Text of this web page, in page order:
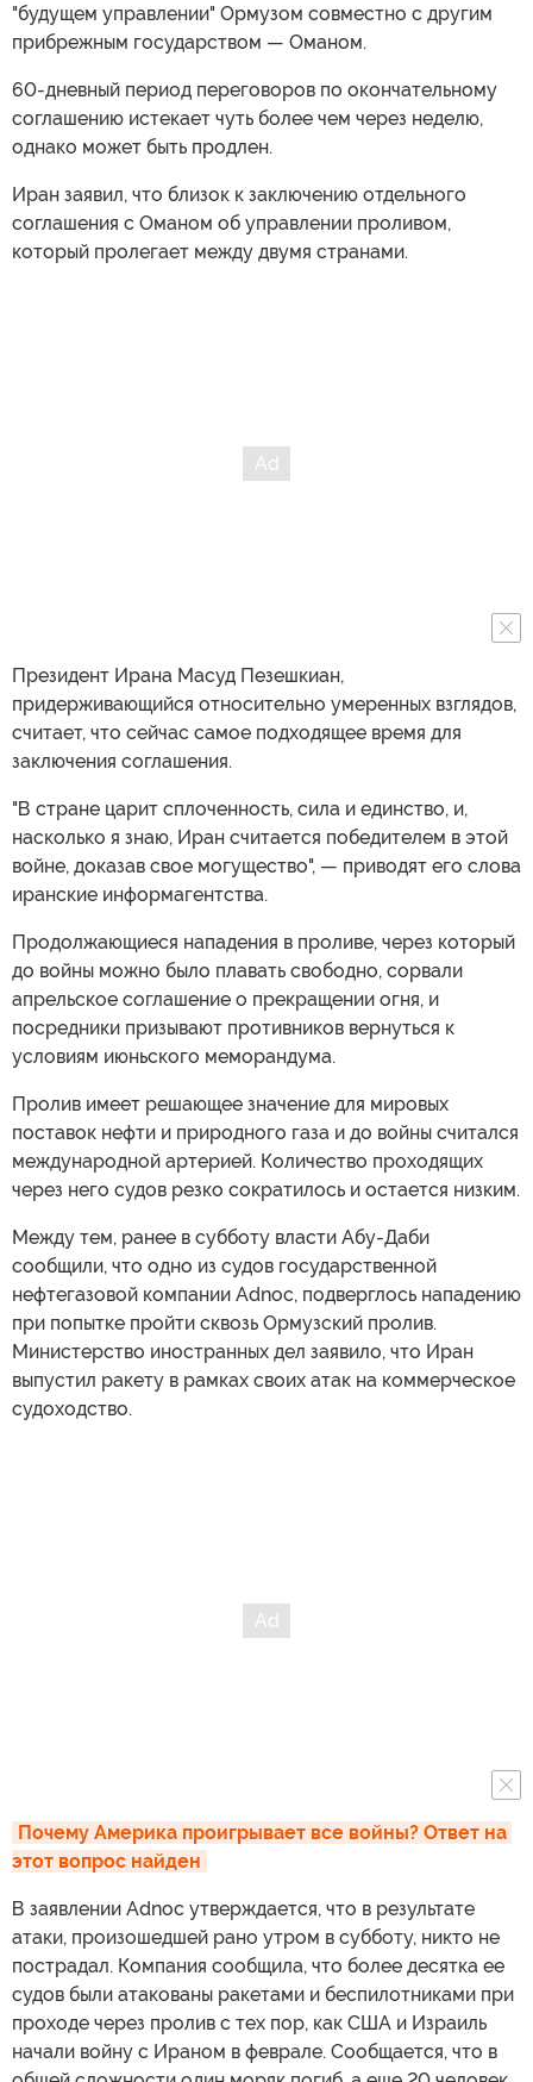
"будущем управлении" Ормузом совместно с другим
прибрежным государством — Оманом.
60-дневный период переговоров по окончательному
соглашению истекает чуть более чем через неделю,
однако может быть продлен.
Иран заявил, что близок к заключению отдельного
соглашения с Оманом об управлении проливом,
который пролегает между двумя странами.
Президент Ирана Масуд Пезешкиан,
придерживающийся относительно умеренных взглядов,
считает, что сейчас самое подходящее время для
заключения соглашения.
"В стране царит сплоченность, сила и единство, и,
насколько я знаю, Иран считается победителем в этой
войне, доказав свое могущество", — приводят его слова
иранские информагентства.
Продолжающиеся нападения в проливе, через который
до войны можно было плавать свободно, сорвали
апрельское соглашение о прекращении огня, и
посредники призывают противников вернуться к
условиям июньского меморандума.
Пролив имеет решающее значение для мировых
поставок нефти и природного газа и до войны считался
международной артерией. Количество проходящих
через него судов резко сократилось и остается низким.
Между тем, ранее в субботу власти Абу-Даби
сообщили, что одно из судов государственной
нефтегазовой компании Adnoc, подверглось нападению
при попытке пройти сквозь Ормузский пролив.
Министерство иностранных дел заявило, что Иран
выпустил ракету в рамках своих атак на коммерческое
судоходство.
Почему Америка проигрывает все войны? Ответ на
этот вопрос найден
В заявлении Adnoc утверждается, что в результате
атаки, произошедшей рано утром в субботу, никто не
пострадал. Компания сообщила, что более десятка ее
судов были атакованы ракетами и беспилотниками при
проходе через пролив с тех пор, как США и Израиль
начали войну с Ираном в феврале. Сообщается, что в